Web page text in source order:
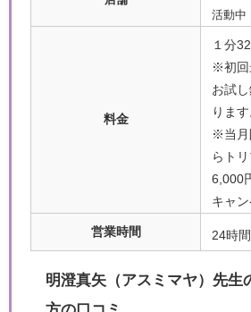
活動中
料金
１分
※初回
お試
ります
※当月
らト
6,000
キャン
営業時間 24時間
明澄真矢（アスミマヤ）先生